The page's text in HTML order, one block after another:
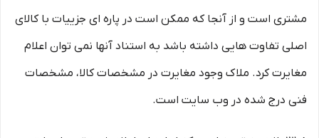
مشتری است و از آنجا که ممکن است در پاره ای جزییات با کالای
اصلی تفاوت هایی داشته باشد به استناد آنها نمی توان اعلام
مغایرت کرد. ملاک وجود مغایرت در مشخصات کالا، مشخصات
فنی درج شده در وب سایت است.